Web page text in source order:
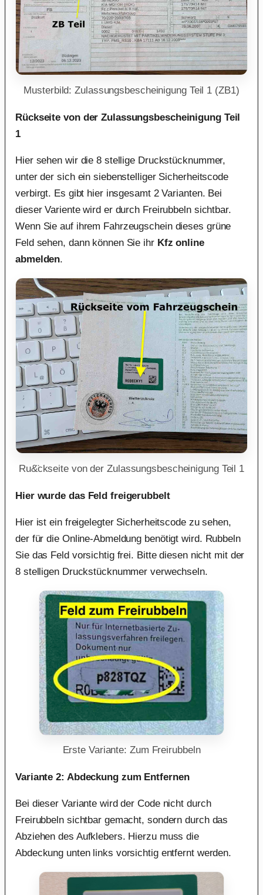
Musterbild: Zulassungsbescheinigung Teil 1 (ZB1)
Rückseite von der Zulassungsbescheinigung Teil
1
Hier sehen wir die 8 stellige Druckstücknummer,
unter der sich ein siebenstelliger Sicherheitscode
verbirgt. Es gibt hier insgesamt 2 Varianten. Bei
dieser Variente wird er durch Freirubbeln sichtbar.
Wenn Sie auf ihrem Fahrzeugschein dieses grüne
Feld sehen, dann können Sie ihr Kfz online
abmelden.
Ru&̈ckseite von der Zulassungsbescheinigung Teil 1
Hier wurde das Feld freigerubbelt
Hier ist ein freigelegter Sicherheitscode zu sehen,
der für die Online-Abmeldung benötigt wird. Rubbeln
Sie das Feld vorsichtig frei. Bitte diesen nicht mit der
8 stelligen Druckstücknummer verwechseln.
Erste Variante: Zum Freirubbeln
Variante 2: Abdeckung zum Entfernen
Bei dieser Variante wird der Code nicht durch
Freirubbeln sichtbar gemacht, sondern durch das
Abziehen des Aufklebers. Hierzu muss die
Abdeckung unten links vorsichtig entfernt werden.